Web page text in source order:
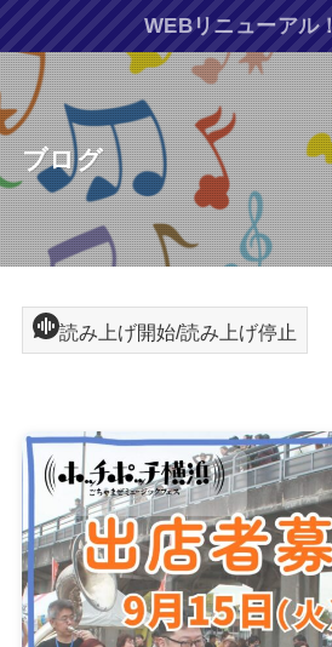
WEBリニューアル！
ブログ
読み上げ開始/読み上げ停止